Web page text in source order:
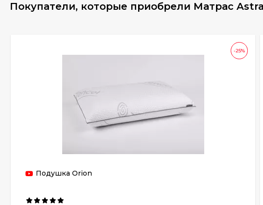
Покупатели, которые приобрели Матрас
-25%
Подушка Orion